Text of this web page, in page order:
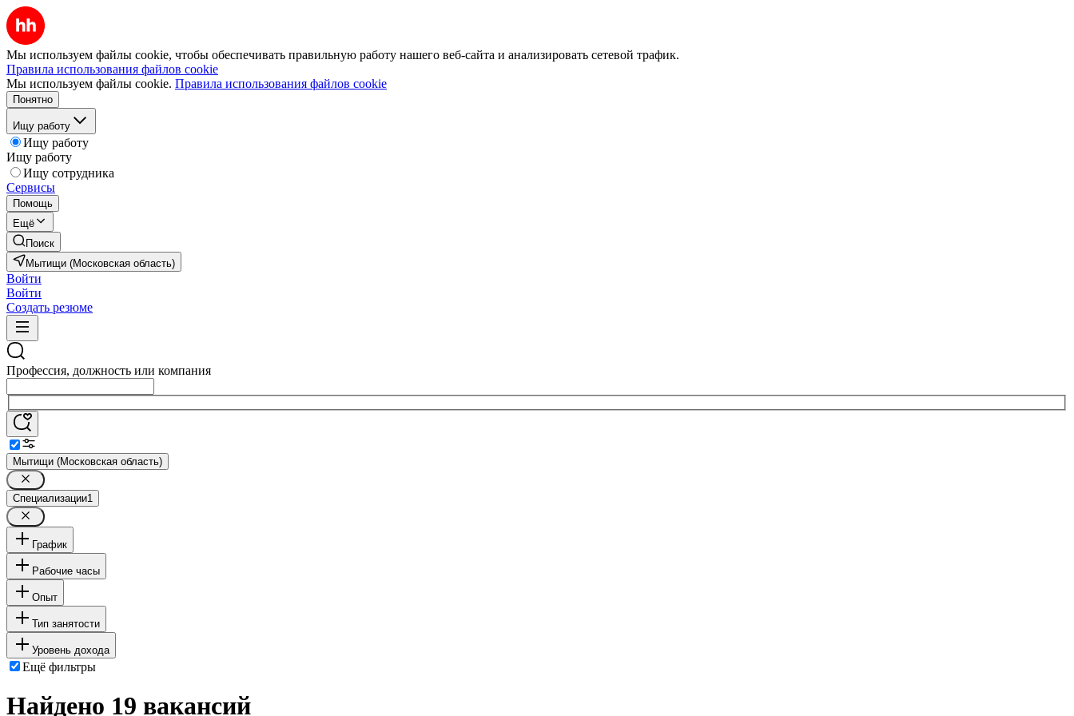
Мы используем файлы cookie, чтобы обеспечивать правильную работу нашего веб-сайта и анализировать сетевой трафик.
Правила использования файлов cookie
Мы используем файлы cookie. Правила использования файлов cookie
Понятно
Ищу работу
Ищу работу
Ищу работу
Ищу сотрудника
Сервисы
Помощь
Ещё
Поиск
Мытищи (Московская область)
Войти
Войти
Создать резюме
Профессия, должность или компания
Мытищи (Московская область)
Специализации1
График
Рабочие часы
Опыт
Тип занятости
Уровень дохода
Ещё фильтры
Найдено 19 вакансий